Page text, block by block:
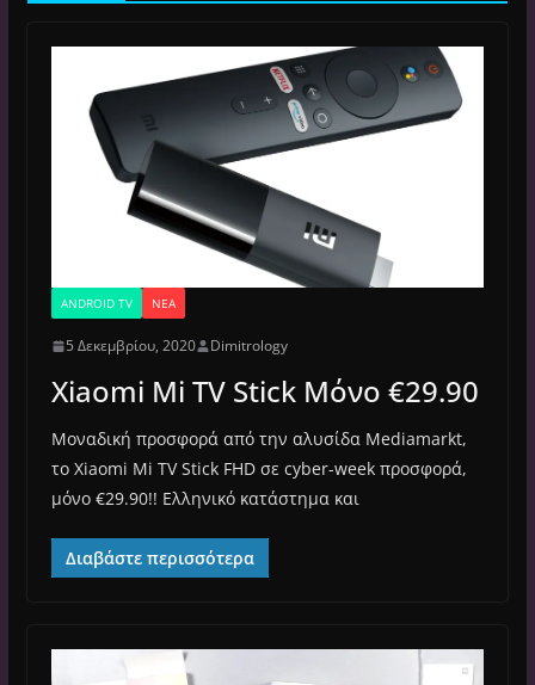
ANDROID TV ΝΈΑ
5 Δεκεμβρίου, 2020 Dimitrology
Xiaomi Mi TV Stick Μόνο €29.90
Μοναδική προσφορά από την αλυσίδα Mediamarkt,
το Xiaomi Mi TV Stick FHD σε cyber-week προσφορά,
μόνο €29.90!! Ελληνικό κατάστημα και
Διαβάστε περισσότερα